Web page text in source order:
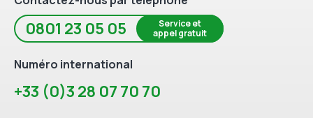
0801 23 05 05
Service et
appel gratuit
Numéro international
+33 (0)3 28 07 70 70